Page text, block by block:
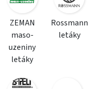
ZEMAN
maso-
uzeniny
letáky
Rossmann
letáky